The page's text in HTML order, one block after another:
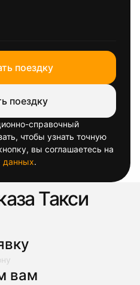
поездку
поездку
справочный
чтобы узнать точную
вы соглашаетесь на
данных.
Такси
вам